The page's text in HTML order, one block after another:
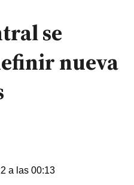
se
nueva
a las 00:13